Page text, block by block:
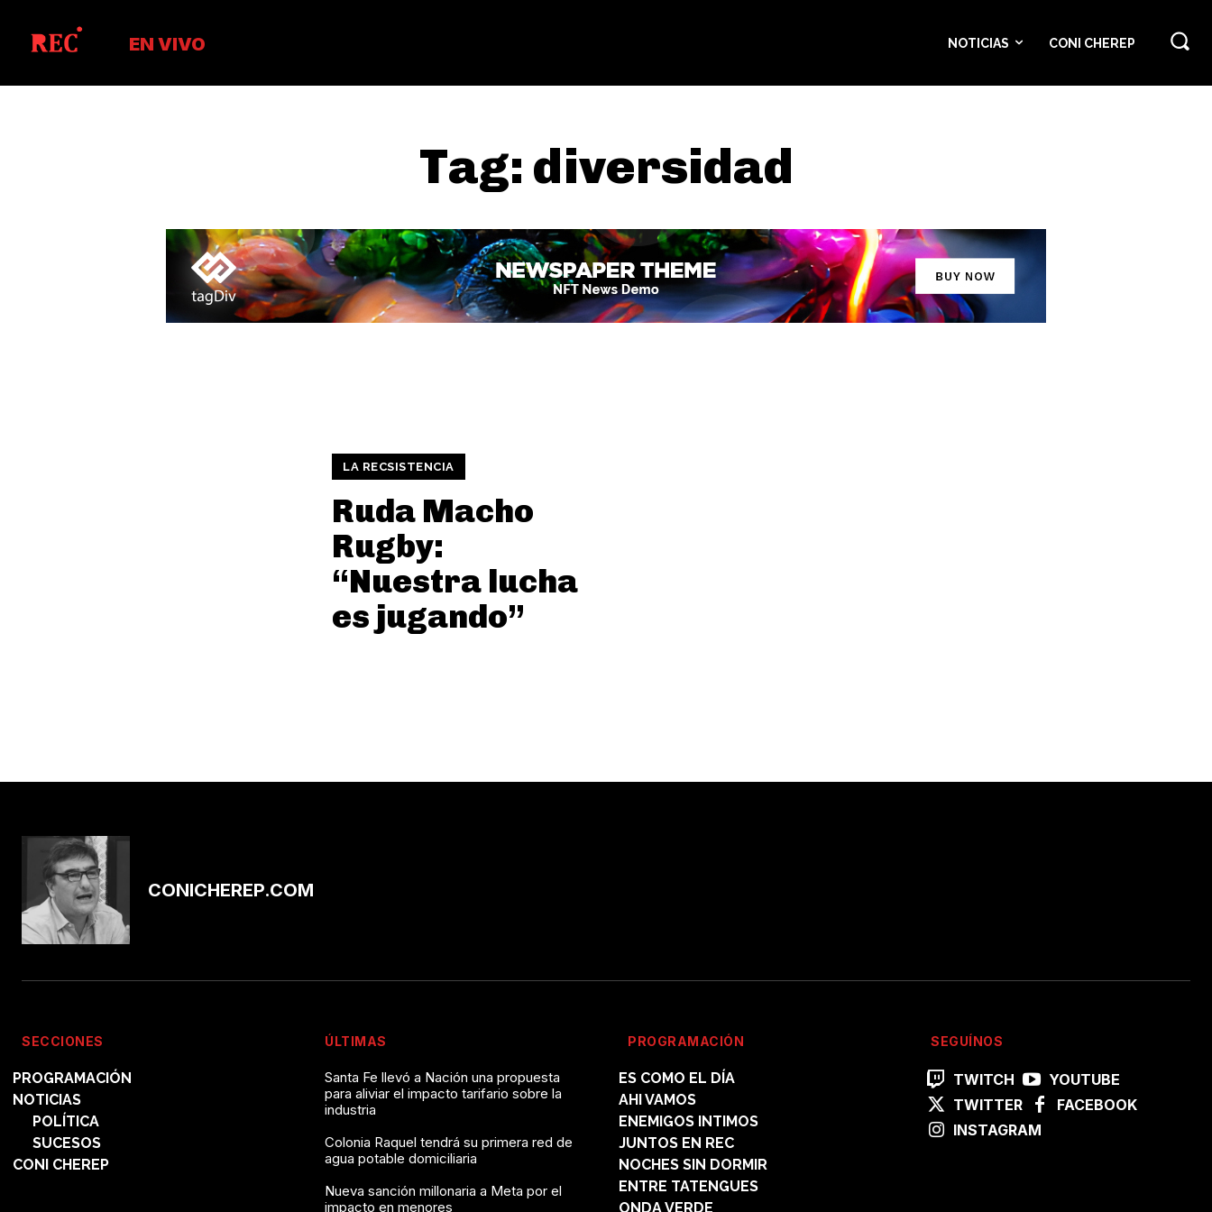
EN VIVO NOTICIAS CONI CHEREP
Tag: diversidad
LA RECSISTENCIA
Ruda Macho
Rugby:
“Nuestra lucha
es jugando”
CONICHEREP.COM
SECCIONES
PROGRAMACIÓN
NOTICIAS
POLÍTICA
SUCESOS
CONI CHEREP
ÚLTIMAS
Santa Fe llevó a Nación una propuesta
para aliviar el impacto tarifario sobre la
industria
Colonia Raquel tendrá su primera red de
agua potable domiciliaria
Nueva sanción millonaria a Meta por el
impacto en menores
PROGRAMACIÓN
ES COMO EL DÍA
AHI VAMOS
ENEMIGOS INTIMOS
JUNTOS EN REC
NOCHES SIN DORMIR
ENTRE TATENGUES
ONDA VERDE
SEGUÍNOS
TWITCH
YOUTUBE
TWITTER
FACEBOOK
INSTAGRAM